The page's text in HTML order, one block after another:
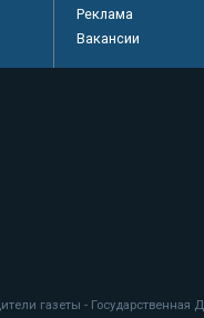
Реклама
Вакансии
газеты -